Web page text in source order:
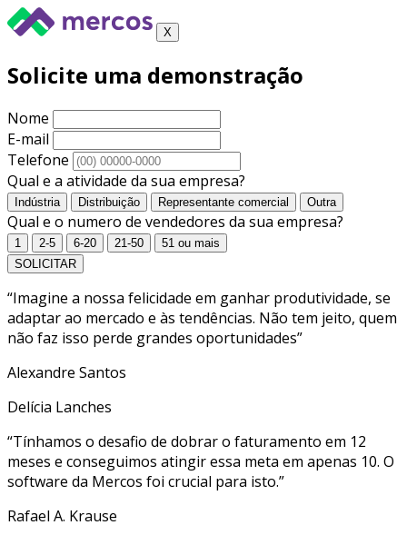
X
Solicite uma demonstração
Nome
E-mail
Telefone
Qual e a atividade da sua empresa?
Indústria Distribuição Representante comercial Outra
Qual e o numero de vendedores da sua empresa?
1 2-5 6-20 21-50
51 ou mais
SOLICITAR
“Imagine a nossa felicidade em ganhar produtividade, se
adaptar ao mercado e às tendências. Não tem jeito, quem
não faz isso perde grandes oportunidades”
Alexandre Santos
Delícia Lanches
“Tínhamos o desafio de dobrar o faturamento em 12
meses e conseguimos atingir essa meta em apenas 10. O
software da Mercos foi crucial para isto.”
Rafael A. Krause